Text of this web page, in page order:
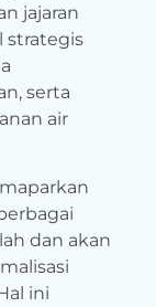
jajaran
strategis
serta
air
dan akan
ini